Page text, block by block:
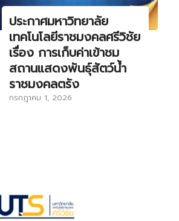
ประกาศมหาวิทยาลัย
เทคโนโลยีราชมงคลศรีวิชัย
เรื่อง การเก็บค่าเข้าชม
สถานแสดงพันธุ์สัตว์น้ำ
ราชมงคลตรัง
กรกฎาคม 1, 2026